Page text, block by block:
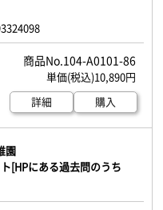
104-A0101-86
10,890円
詳細
購入
園
[HPにある過去問のうち